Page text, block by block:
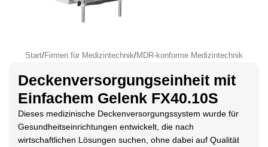
Start/Firmen für Medizintechnik/MDR-konforme Medizintechnik
Deckenversorgungseinheit mit
Einfachem Gelenk FX40.10S
Dieses medizinische Deckenversorgungssystem wurde für
Gesundheitseinrichtungen entwickelt, die nach
wirtschaftlichen Lösungen suchen, ohne dabei auf Qualität